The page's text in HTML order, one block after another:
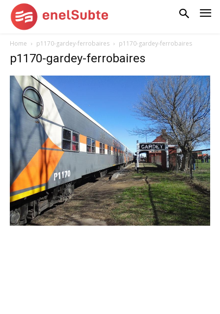
Home p1170-gardey-ferrobaires p1170-gardey-ferrobaires
p1170-gardey-ferrobaires